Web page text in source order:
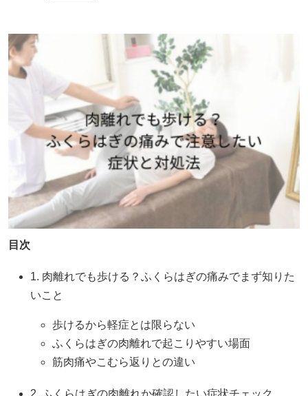
目次
1. 肉離れでも歩ける？ふくらはぎの痛みでまず知りた
いこと
歩けるから軽症とは限らない
ふくらはぎの肉離れで起こりやすい場面
筋肉痛やこむら返りとの違い
2. ふくらはぎの肉離れか確認したい症状チェック